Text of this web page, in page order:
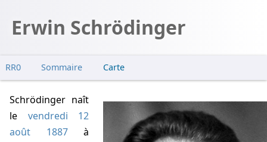
Erwin Schrödinger
RR0 Sommaire
Mécanique quantique
Équation
Carte
Schrödinger naît
le vendredi 12
août 1887à